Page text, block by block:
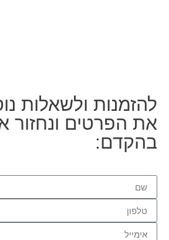
להזמנות ולשאלות
את הפרטים ונחזור
בהקדם: